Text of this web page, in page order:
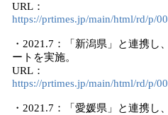
URL：
https://prtimes.jp/main/html/rd/p/
・2021.7：「新潟県」と連携し
ートを実施。
URL：
https://prtimes.jp/main/html/rd/p/
・2021.7：「愛媛県」と連携し